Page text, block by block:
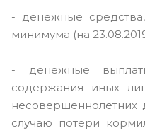
- денежные
минимума (на
- денежные
содержания иных
несовершеннолетних
случаю потери